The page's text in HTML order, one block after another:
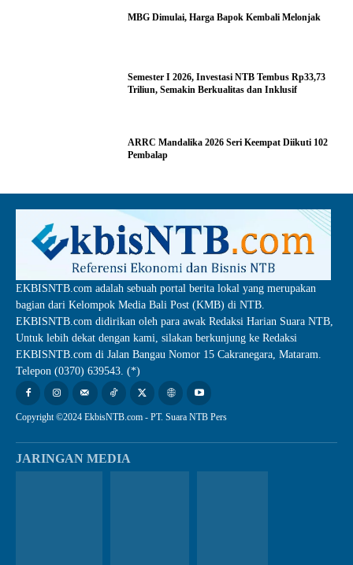
MBG Dimulai, Harga Bapok Kembali Melonjak
Semester I 2026, Investasi NTB Tembus Rp33,73
Triliun, Semakin Berkualitas dan Inklusif
ARRC Mandalika 2026 Seri Keempat Diikuti 102
Pembalap
EKBISNTB.com adalah sebuah portal berita lokal yang merupakan
bagian dari Kelompok Media Bali Post (KMB) di NTB.
EKBISNTB.com didirikan oleh para awak Redaksi Harian Suara NTB,
Untuk lebih dekat dengan kami, silakan berkunjung ke Redaksi
EKBISNTB.com di Jalan Bangau Nomor 15 Cakranegara, Mataram.
Telepon (0370) 639543. (*)
Copyright ©2024 EkbisNTB.com - PT. Suara NTB Pers
JARINGAN MEDIA